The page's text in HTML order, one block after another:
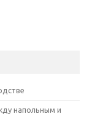
напольным и